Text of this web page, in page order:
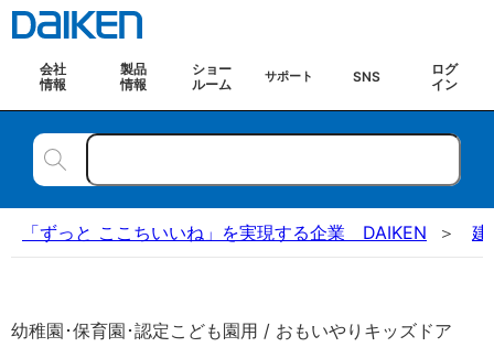
会社
情報
製品
情報
ショー
ルーム
サポート SNS
ログ
イン
「ずっと ここちいいね」を実現する企業 DAIKEN 建
幼稚園･保育園･認定こども園用 / おもいやりキッズドア